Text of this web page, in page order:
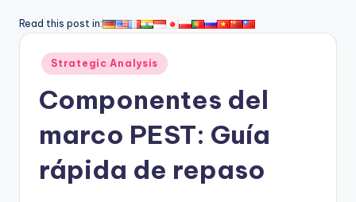
a
ni
Read this post in:
Publicado
en
Strategic Analysis
Componentes del
marco PEST: Guía
rápida de repaso